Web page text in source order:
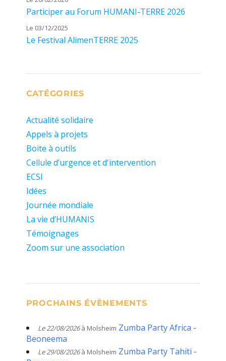
Participer au Forum HUMANI-TERRE 2026
Le 03/12/2025
Le Festival AlimenTERRE 2025
CATÉGORIES
Actualité solidaire
Appels à projets
Boite à outils
Cellule d’urgence et d'intervention
ECSI
Idées
Journée mondiale
La vie d’HUMANIS
Témoignages
Zoom sur une association
PROCHAINS ÉVÈNEMENTS
Le 22/08/2026à Molsheim Zumba Party Africa -
Beoneema
Le 29/08/2026à Molsheim Zumba Party Tahiti -